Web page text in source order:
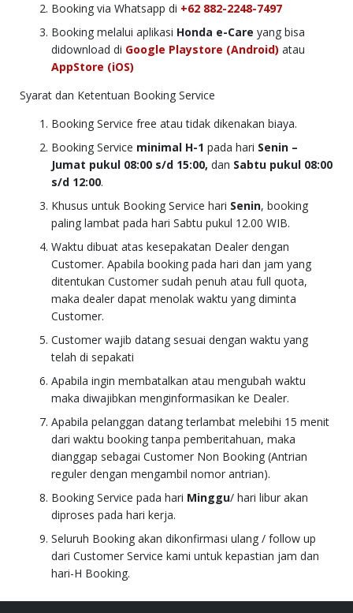
Booking via Whatsapp di +62 882-2248-7497
Booking melalui aplikasi Honda e-Care yang bisa
didownload di Google Playstore (Android) atau
AppStore (iOS)
Syarat dan Ketentuan Booking Service
Booking Service free atau tidak dikenakan biaya.
Booking Service minimal H-1 pada hari Senin –
Jumat pukul 08:00 s/d 15:00, dan Sabtu pukul 08:00
s/d 12:00.
Khusus untuk Booking Service hari Senin, booking
paling lambat pada hari Sabtu pukul 12.00 WIB.
Waktu dibuat atas kesepakatan Dealer dengan
Customer. Apabila booking pada hari dan jam yang
ditentukan Customer sudah penuh atau full quota,
maka dealer dapat menolak waktu yang diminta
Customer.
Customer wajib datang sesuai dengan waktu yang
telah di sepakati
Apabila ingin membatalkan atau mengubah waktu
maka diwajibkan menginformasikan ke Dealer.
Apabila pelanggan datang terlambat melebihi 15 menit
dari waktu booking tanpa pemberitahuan, maka
dianggap sebagai Customer Non Booking (Antrian
reguler dengan mengambil nomor antrian).
Booking Service pada hari Minggu/ hari libur akan
diproses pada hari kerja.
Seluruh Booking akan dikonfirmasi ulang / follow up
dari Customer Service kami untuk kepastian jam dan
hari-H Booking.